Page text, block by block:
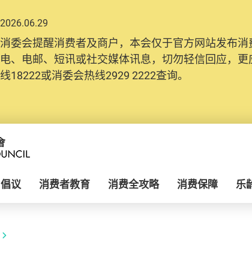
2026.06.29
消委会提醒消费者及商户，本会仅于官方网站发布
电、电邮、短讯或社交媒体讯息，切勿轻信回应，
线18222或消委会热线2929 2222查询。
倡议 消费者教育 消费全攻略 消费保障 乐